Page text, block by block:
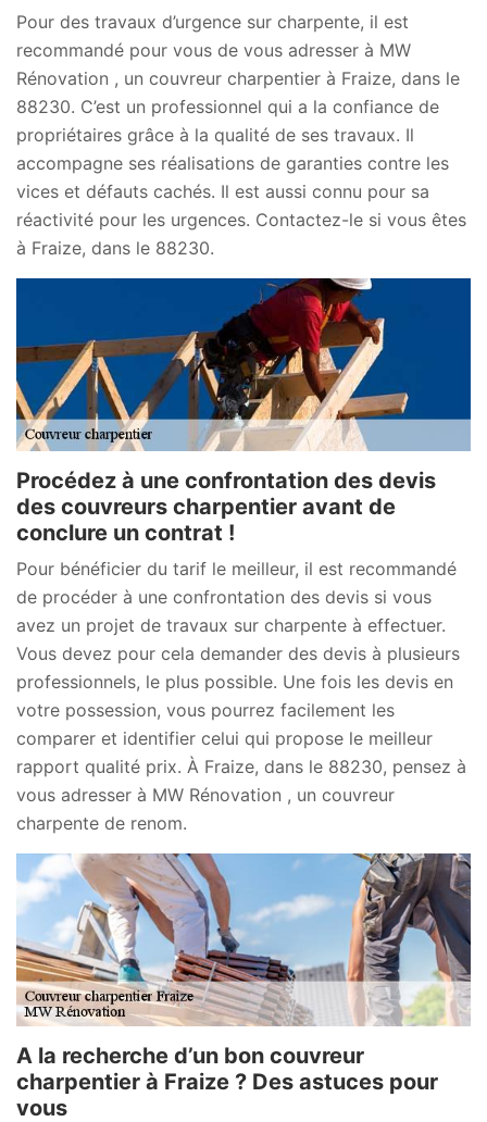
Pour des travaux d’urgence sur charpente, il est
recommandé pour vous de vous adresser à MW
Rénovation , un couvreur charpentier à Fraize, dans le
88230. C’est un professionnel qui a la confiance de
propriétaires grâce à la qualité de ses travaux. Il
accompagne ses réalisations de garanties contre les
vices et défauts cachés. Il est aussi connu pour sa
réactivité pour les urgences. Contactez-le si vous êtes
à Fraize, dans le 88230.
Procédez à une confrontation des devis
des couvreurs charpentier avant de
conclure un contrat !
Pour bénéficier du tarif le meilleur, il est recommandé
de procéder à une confrontation des devis si vous
avez un projet de travaux sur charpente à effectuer.
Vous devez pour cela demander des devis à plusieurs
professionnels, le plus possible. Une fois les devis en
votre possession, vous pourrez facilement les
comparer et identifier celui qui propose le meilleur
rapport qualité prix. À Fraize, dans le 88230, pensez à
vous adresser à MW Rénovation , un couvreur
charpente de renom.
A la recherche d’un bon couvreur
charpentier à Fraize ? Des astuces pour
vous